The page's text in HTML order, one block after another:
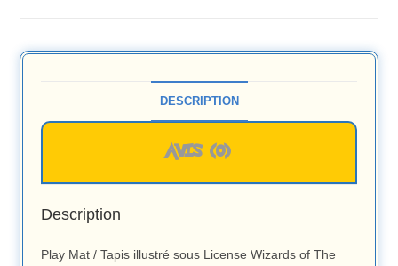
DESCRIPTION
AVIS (0)
Description
Play Mat / Tapis illustré sous License Wizards of The